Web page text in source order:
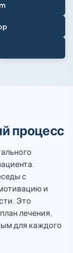
процесс
с
и
Это
лечения,
для каждого